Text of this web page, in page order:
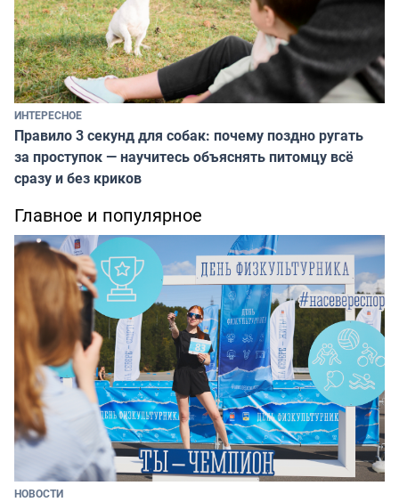
ИНТЕРЕСНОЕ
Правило 3 секунд для собак: почему поздно ругать
за проступок — научитесь объяснять питомцу всё
сразу и без криков
Главное и популярное
НОВОСТИ